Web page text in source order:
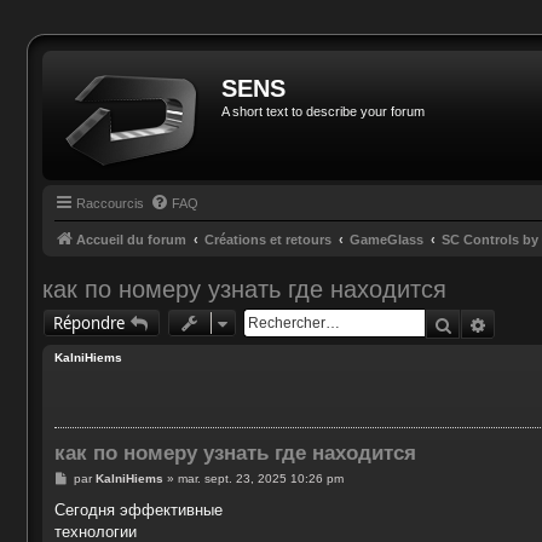
SENS
A short text to describe your forum
Raccourcis FAQ
Accueil du forum Créations et retours GameGlass SC Controls by
как по номеру узнать где находится
Répondre Rechercher
KalniHiems
как по номеру узнать где находится
M
s
a
parKalniHiems » mar. sept. 23, 2025 10:26 pm
Сегодня эффективные
технологии